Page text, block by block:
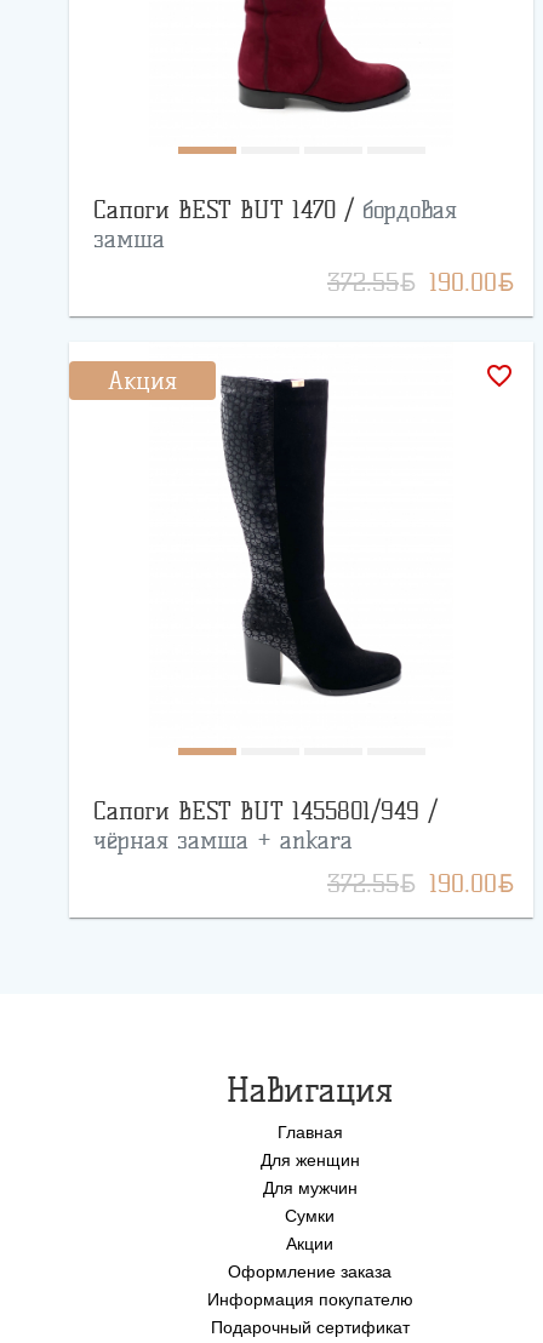
Сапоги BEST BUT 1470 / бордовая
замша
372.55BYN 190.00BYN
Акция favorite_border
Сапоги BEST BUT 1455801/949 /
чёрная замша + ankara
372.55BYN 190.00BYN
Навигация
Главная
Для женщин
Для мужчин
Сумки
Акции
Оформление заказа
Информация покупателю
Подарочный сертификат